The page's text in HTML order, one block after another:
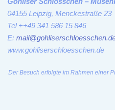
04155 Leipzig, Menckestraße 23
Tel ++49 341 586 15 846
E:
www.gohliserschloesschen.de
Der Besuch erfolgte im Rahmen einer